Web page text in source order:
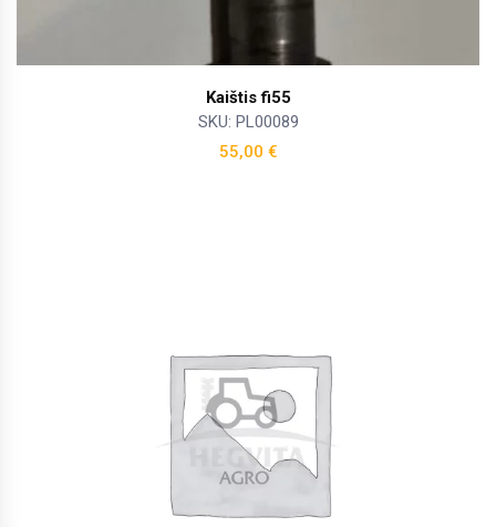
Kaištis fi55
SKU: PL00089
55,00 €